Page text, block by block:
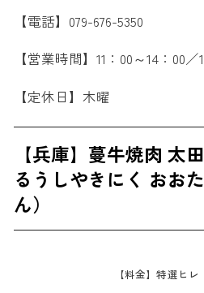
【電話】079-676-5350
【営業時間】11：00～14：00／
【定休日】木曜
【兵庫】蔓牛焼肉 太
るうしやきにく おお
ん）
【料金】特選ヒ